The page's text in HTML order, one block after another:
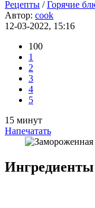
Рецепты /Горячие
Автор: cook
12-03-2022, 15:16
100
1
2
3
4
5
15 минут
Напечатать
Ингредиенты